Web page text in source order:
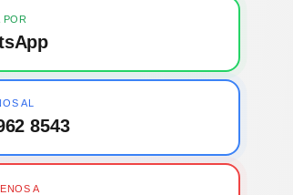
POR
AL
8543
A